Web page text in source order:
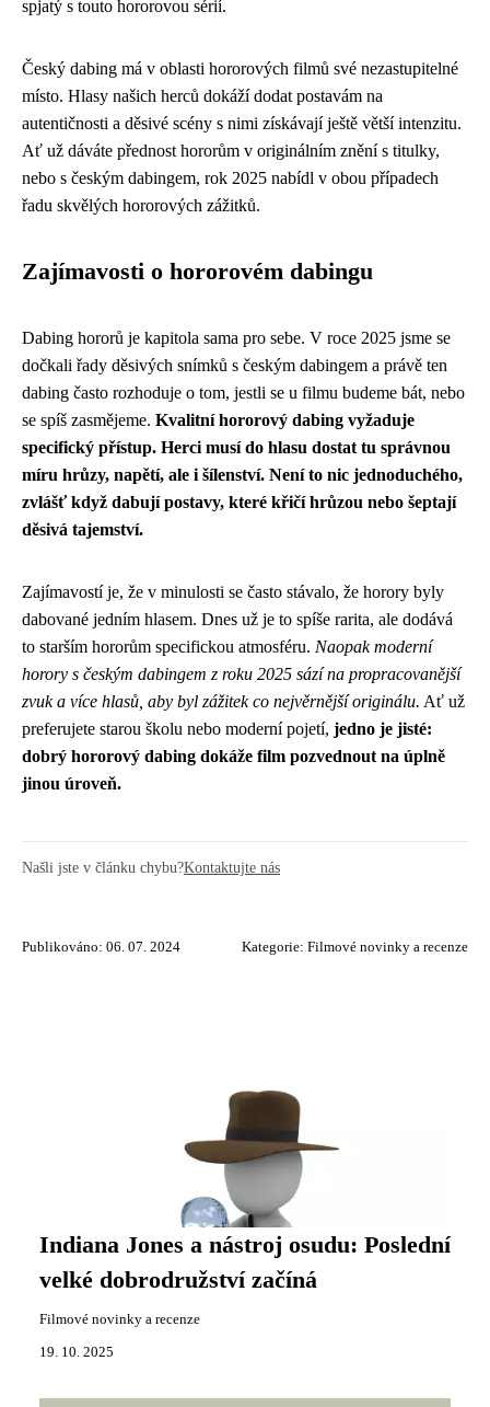
spjatý s touto hororovou sérií.
Český dabing má v oblasti hororových filmů své nezastupitelné
místo. Hlasy našich herců dokáží dodat postavám na
autentičnosti a děsivé scény s nimi získávají ještě větší intenzitu.
Ať už dáváte přednost hororům v originálním znění s titulky,
nebo s českým dabingem, rok 2025 nabídl v obou případech
řadu skvělých hororových zážitků.
Zajímavosti o hororovém dabingu
Dabing hororů je kapitola sama pro sebe. V roce 2025 jsme se
dočkali řady děsivých snímků s českým dabingem a právě ten
dabing často rozhoduje o tom, jestli se u filmu budeme bát, nebo
se spíš zasmějeme. Kvalitní hororový dabing vyžaduje
specifický přístup. Herci musí do hlasu dostat tu správnou
míru hrůzy, napětí, ale i šílenství. Není to nic jednoduchého,
zvlášť když dabují postavy, které křičí hrůzou nebo šeptají
děsivá tajemství.
Zajímavostí je, že v minulosti se často stávalo, že horory byly
dabované jedním hlasem. Dnes už je to spíše rarita, ale dodává
to starším hororům specifickou atmosféru. Naopak moderní
horory s českým dabingem z roku 2025 sází na propracovanější
zvuk a více hlasů, aby byl zážitek co nejvěrnější originálu. Ať už
preferujete starou školu nebo moderní pojetí, jedno je jisté:
dobrý hororový dabing dokáže film pozvednout na úplně
jinou úroveň.
Našli jste v článku chybu?Kontaktujte nás
Publikováno: 06. 07. 2024 Kategorie: Filmové novinky a recenze
Indiana Jones a nástroj osudu: Poslední
velké dobrodružství začíná
Filmové novinky a recenze
19. 10. 2025